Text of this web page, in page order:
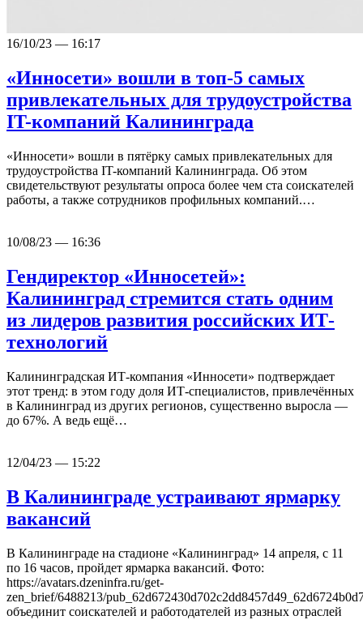
16/10/23 — 16:17
«Инносети» вошли в топ-5 самых
привлекательных для трудоустройства
IT-компаний Калининграда
«Инносети» вошли в пятёрку самых привлекательных для
трудоустройства IT-компаний Калининграда. Об этом
свидетельствуют результаты опроса более чем ста соискателей
работы, а также сотрудников профильных компаний.…
10/08/23 — 16:36
Гендиректор «Инносетей»:
Калининград стремится стать одним
из лидеров развития российских ИТ-
технологий
Калининградская ИТ-компания «Инносети» подтверждает
этот тренд: в этом году доля ИТ-специалистов, привлечённых
в Калининград из других регионов, существенно выросла —
до 67%. А ведь ещё…
12/04/23 — 15:22
В Калининграде устраивают ярмарку
вакансий
В Калининграде на стадионе «Калининград» 14 апреля, с 11
по 16 часов, пройдет ярмарка вакансий. Фото:
https://avatars.dzeninfra.ru/get-
zen_brief/6488213/
объединит соискателей и работодателей из разных отраслей